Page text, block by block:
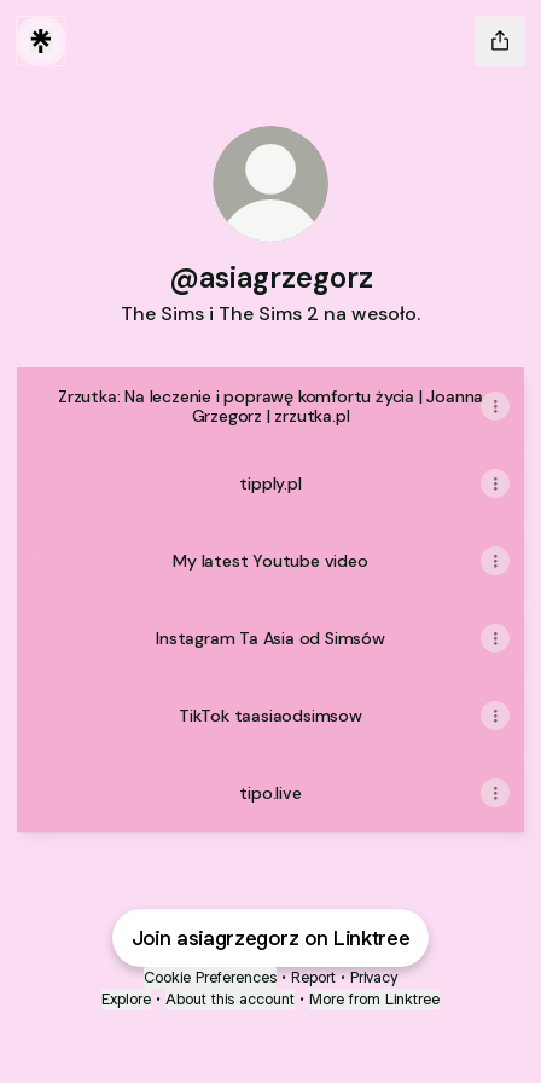
@asiagrzegorz
The Sims i The Sims 2 na wesoło.
Zrzutka: Na leczenie i poprawę komfortu życia | Joanna
Grzegorz | zrzutka.pl
tipply.pl
My latest Youtube video
Instagram Ta Asia od Simsów
TikTok taasiaodsimsow
tipo.live
Join asiagrzegorz on Linktree
Cookie Preferences • Report • Privacy
Explore • About this account • More from Linktree